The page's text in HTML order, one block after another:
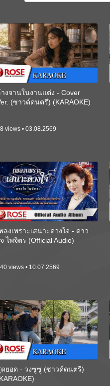
งจานในงานแต่ง - Cover
(ซาวด์ดนตรี) (KARAOKE)
views • 03.08.2569
ลงเพราะเสนาะดวงใจ - ดาว
ไพจิตร (Official Audio)
views • 10.07.2569
ดยอด - วงซูซู (ซาวด์ดนตรี)